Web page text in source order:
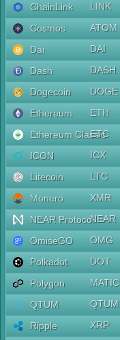
ChainLink
LINK
Cosmos
ATOM
Dai
DAI
Dash
DASH
Dogecoin
DOGE
Ethereum
ETH
Ethereum Classic
ETC
ICON
ICX
Litecoin
LTC
Monero
XMR
NEAR ProtocolNEAR
OmiseGO
OMG
Polkadot
DOT
Polygon
MATIC
QTUM
QTUM
Ripple
XRP